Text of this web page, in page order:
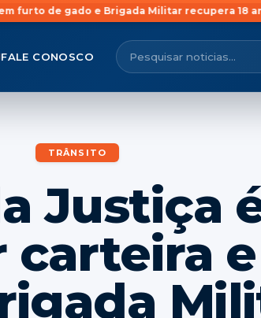
Militar recupera 18 animais em Rosário
FALE CONOSCO
TRÂNSITO
Justiça
carteira